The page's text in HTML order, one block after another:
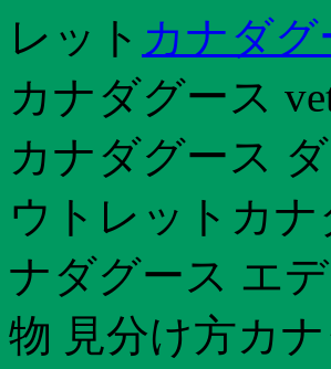
レット カナダ
カナダグース
カナダグース
ウトレットカ
ナダグース エ
物 見分け方カ